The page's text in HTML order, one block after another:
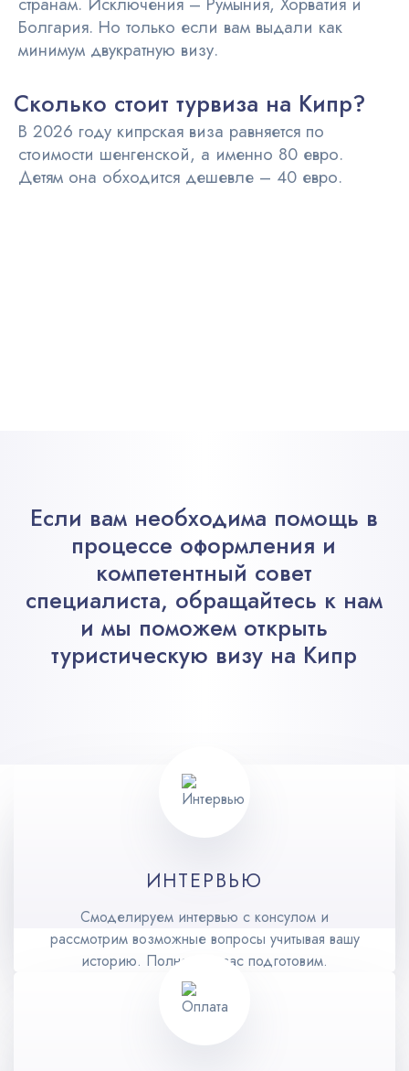
Болгария. Но только если вам выдали как
минимум двукратную визу.
Сколько стоит турвиза на Кипр?
В 2026 году кипрская виза равняется по
стоимости шенгенской, а именно 80 евро.
Детям она обходится дешевле – 40 евро.
Если вам необходима помощь в
процессе оформления и
компетентный совет
специалиста, обращайтесь к нам
и мы поможем открыть
туристическую визу на Кипр
ИНТЕРВЬЮ
Смоделируем интервью с консулом и
рассмотрим возможные вопросы учитывая вашу
историю. Полностью вас подготовим.